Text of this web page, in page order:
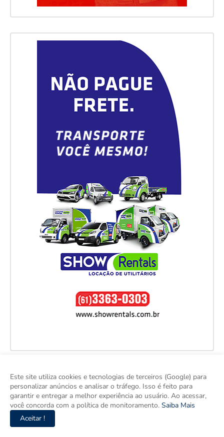
Este site utiliza cookies e tecnologias de terceiros (Google) para
personalizar anúncios e analisar o tráfego. Isso é feito para
garantir e entregar a melhor experiência ao usuário. Ao acessar,
você concorda com a política de monitoramento. Saiba Mais
Aceitar !